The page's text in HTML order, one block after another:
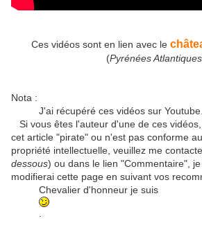
Ces vidéos sont en lien avec le
(Pyrénées Atlantiques
Nota :
J'ai récupéré ces vidéos sur Youtube.
Si vous êtes l'auteur d'une de ces
cet article "pirate" ou n'est pas conforme
propriété intellectuelle, veuillez me
dessous) ou dans le lien "Commentaire",
modifierai cette page en suivant vos
Chevalier d'honneur je suis